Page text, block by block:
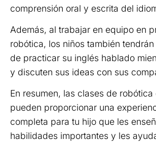
comprensión oral y escrita del
Además, al trabajar en equipo en
robótica, los niños también
de practicar su inglés hablado
y discuten sus ideas con sus
En resumen, las clases de
pueden proporcionar una
completa para tu hijo que les
habilidades importantes y les